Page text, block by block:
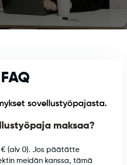
FAQ
sovellustyöpajasta.
maksaa?
€ (alv 0). Jos päätätte
meidän kanssa, tämä